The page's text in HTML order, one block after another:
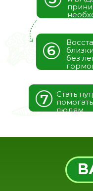
без
6
Стать
людям
7